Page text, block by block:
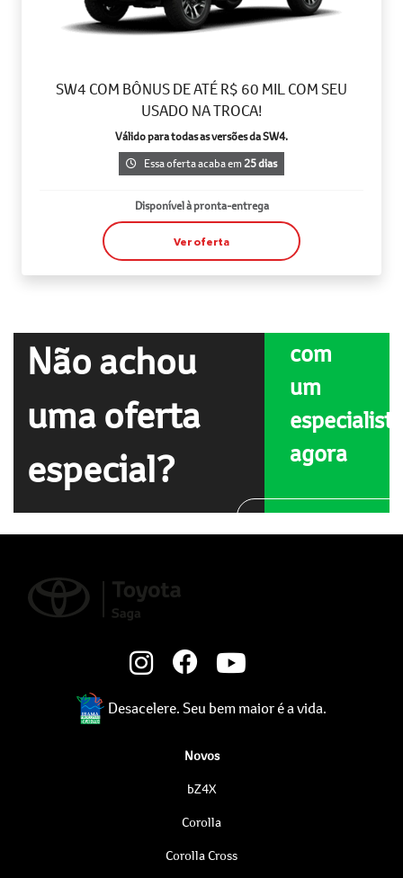
SW4 COM BÔNUS DE ATÉ R$ 60 MIL COM SEU
USADO NA TROCA!
Válido para todas as versões da SW4.
Essa oferta acaba em25 dias
Disponível à pronta-entrega
Ver oferta
Não achou
uma oferta
especial?
com
um
agora
WhatsApp
Desacelere. Seu bem maior é a vida.
Novos
bZ4X
Corolla
Corolla Cross